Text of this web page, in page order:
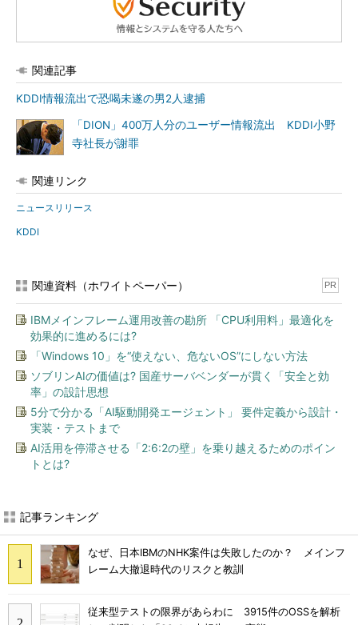
関連記事
KDDI情報流出で恐喝未遂の男2人逮捕
「DION」400万人分のユーザー情報流出 KDDI小野
寺社長が謝罪
関連リンク
ニュースリリース
KDDI
関連資料（ホワイトペーパー） PR
IBMメインフレーム運用改善の勘所 「CPU利用料」最適化を
効果的に進めるには?
「Windows 10」を“使えない、危ないOS”にしない方法
ソブリンAIの価値は? 国産サーバベンダーが貫く「安全と効
率」の設計思想
5分で分かる「AI駆動開発エージェント」 要件定義から設計・
実装・テストまで
AI活用を停滞させる「2:6:2の壁」を乗り越えるためのポイン
トとは?
記事ランキング
なぜ、日本IBMのNHK案件は失敗したのか？ メインフ
レーム大撤退時代のリスクと教訓
従来型テストの限界があらわに 3915件のOSSを解析